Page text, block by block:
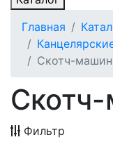
Главная
Скотч-
Фильтр